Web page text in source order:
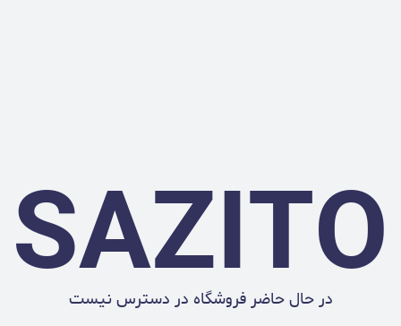
SAZITO
در حال حاضر فروشگاه در دسترس نیست